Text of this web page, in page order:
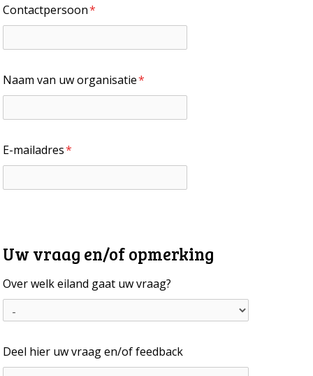
Contactpersoon*
Naam van uw organisatie*
E-mailadres*
Uw vraag en/of opmerking
Over welk eiland gaat uw vraag?
Deel hier uw vraag en/of feedback